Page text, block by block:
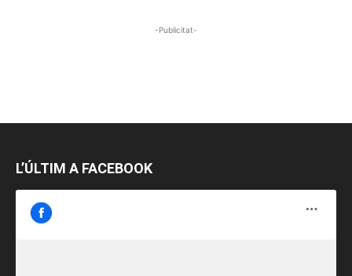
-Publicitat-
L’ÚLTIM A FACEBOOK